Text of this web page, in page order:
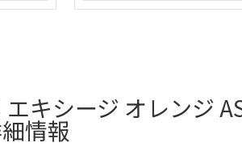
キシージ オレンジ
情報